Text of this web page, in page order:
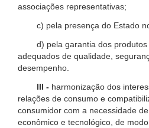
associações representativas;
c) pela presença do Estado no
d) pela garantia dos produtos
adequados de qualidade,
desempenho.
III - harmonização dos
relações de consumo e
consumidor com a necessidade
econômico e tecnológico, de